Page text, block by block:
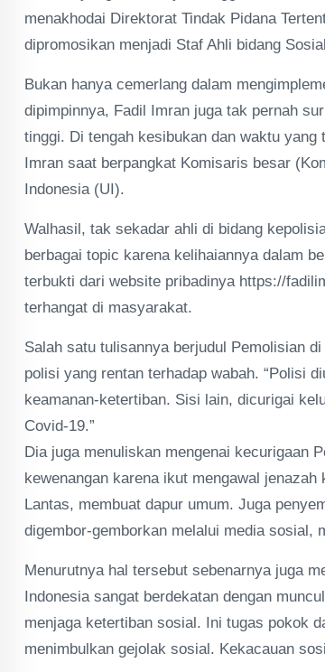
menakhodai Direktorat Tindak Pidana
dipromosikan menjadi Staf Ahli bidang
Bukan hanya cemerlang dalam
dipimpinnya, Fadil Imran juga tak pernah
tinggi. Di tengah kesibukan dan waktu
Imran saat berpangkat Komisaris besar
Indonesia (UI).
Walhasil, tak sekadar ahli di bidang
berbagai topic karena kelihaiannya dalam
terbukti dari website pribadinya https://
terhangat di masyarakat.
Salah satu tulisannya berjudul Pemolisian
polisi yang rentan terhadap wabah. “Polisi
keamanan-ketertiban. Sisi lain, dicurigai
Covid-19.”
Dia juga menuliskan mengenai kecurigaan
kewenangan karena ikut mengawal
Lantas, membuat dapur umum. Juga
digembor-gemborkan melalui media sosial,
Menurutnya hal tersebut sebenarnya juga
Indonesia sangat berdekatan dengan
menjaga ketertiban sosial. Ini tugas pokok
menimbulkan gejolak sosial. Kekacauan